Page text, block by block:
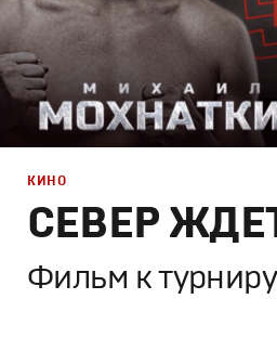
СЕВЕР
Фильм к
КИНО